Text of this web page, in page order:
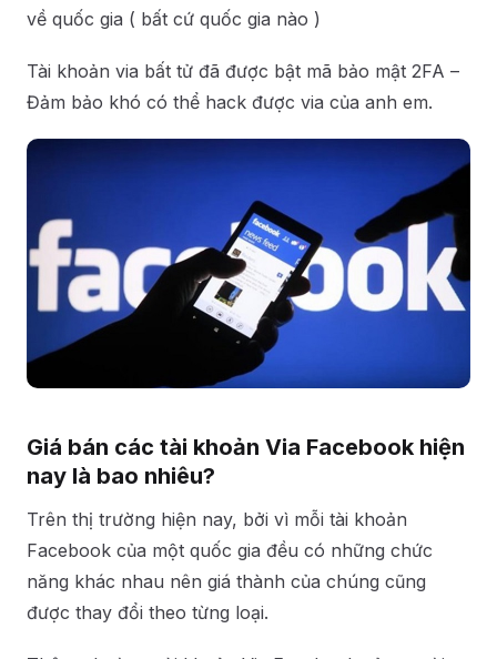
về quốc gia ( bất cứ quốc gia nào )
Tài khoản via bất tử đã được bật mã bảo mật 2FA –
Đảm bảo khó có thể hack được via của anh em.
Giá bán các tài khoản Via Facebook hiện
nay là bao nhiêu?
Trên thị trường hiện nay, bởi vì mỗi tài khoản
Facebook của một quốc gia đều có những chức
năng khác nhau nên giá thành của chúng cũng
được thay đổi theo từng loại.